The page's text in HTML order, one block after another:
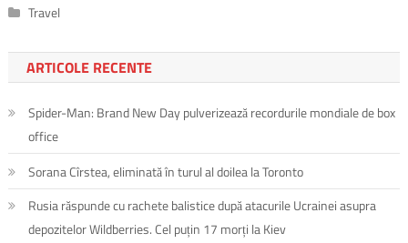
Travel
ARTICOLE RECENTE
Spider-Man: Brand New Day pulverizează recordurile mondiale de box
office
Sorana Cîrstea, eliminată în turul al doilea la Toronto
Rusia răspunde cu rachete balistice după atacurile Ucrainei asupra
depozitelor Wildberries. Cel puțin 17 morți la Kiev